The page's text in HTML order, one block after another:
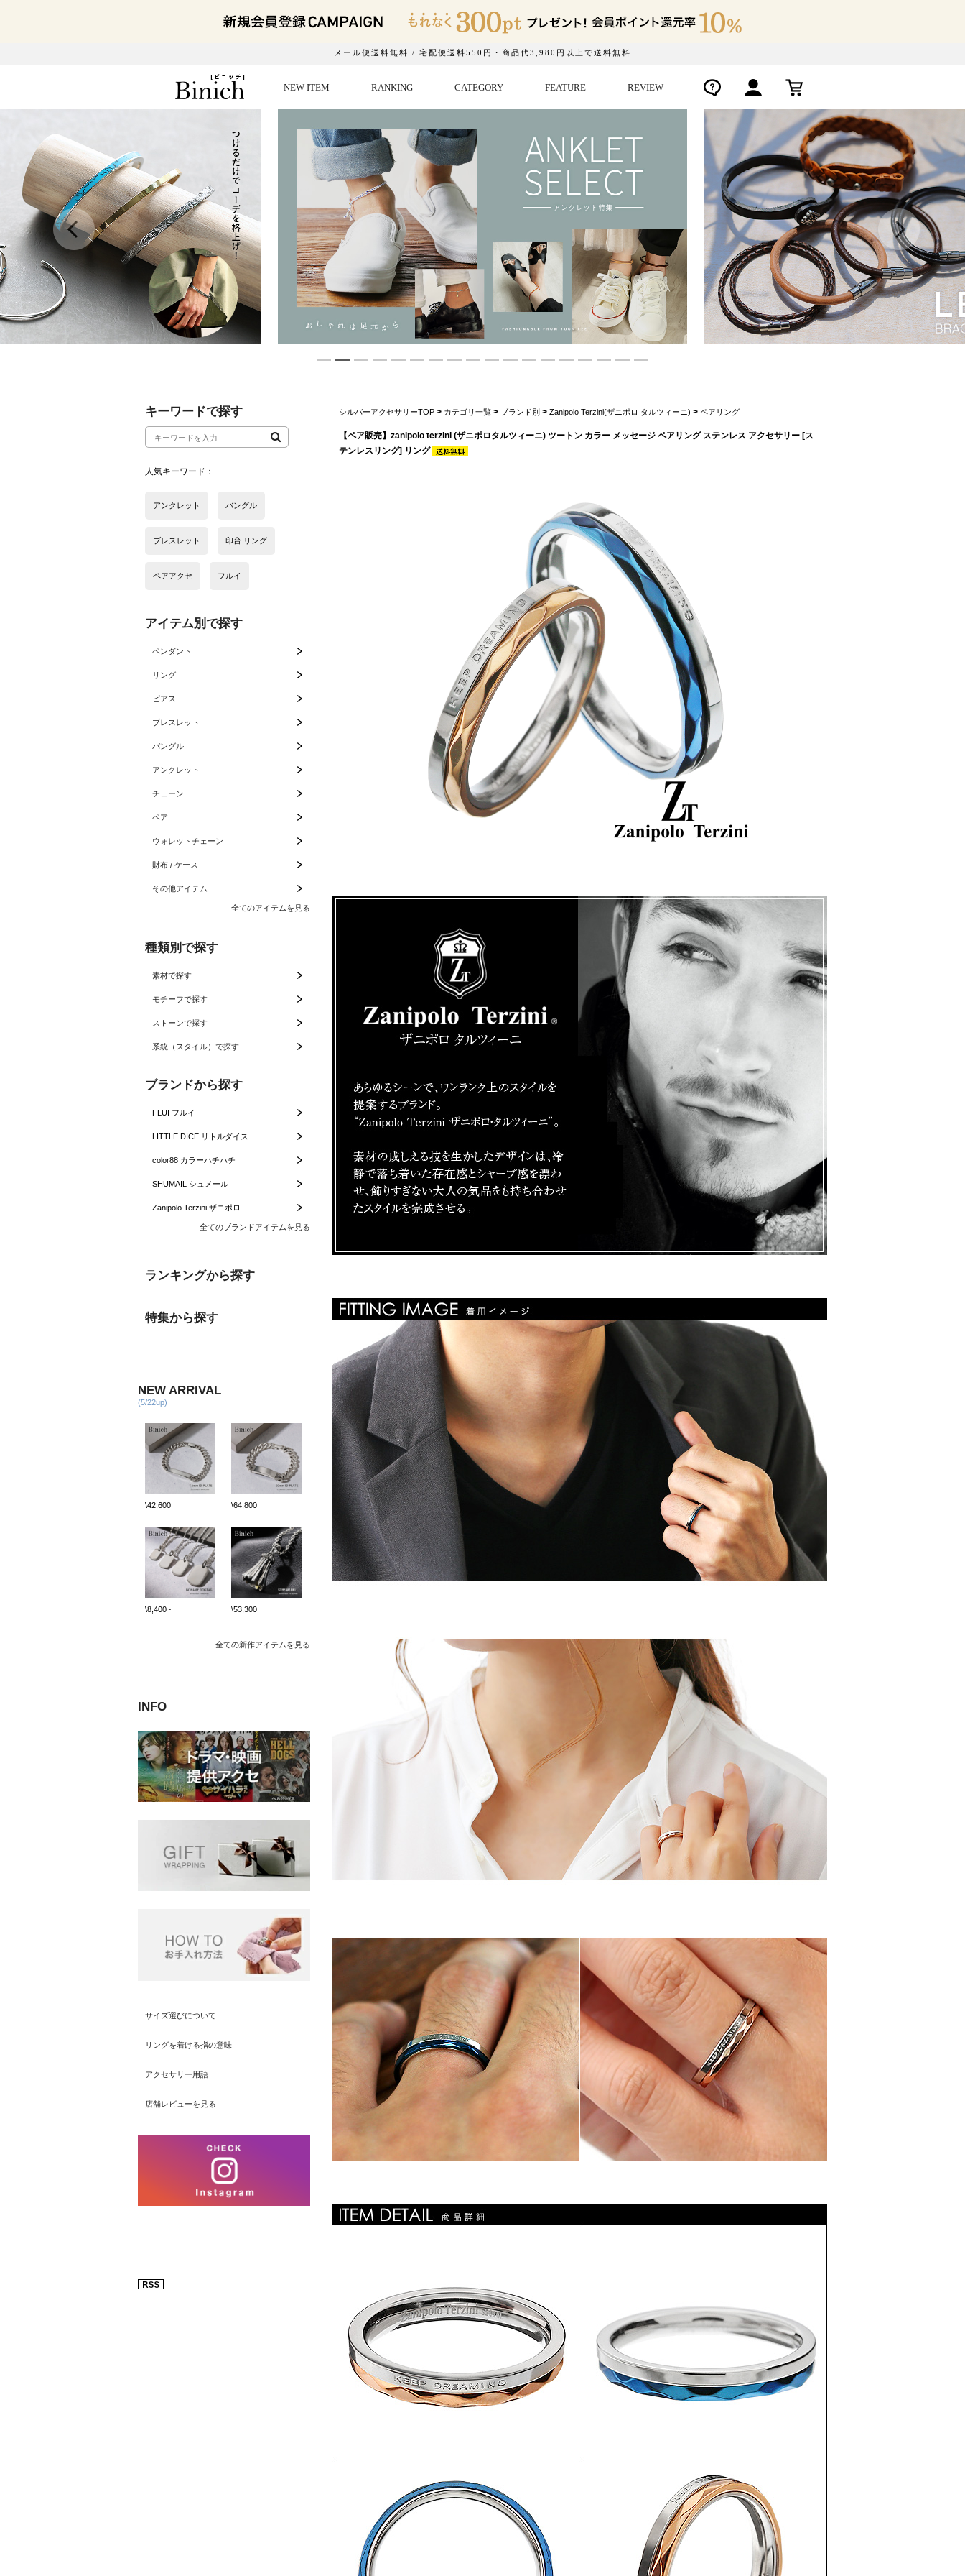
アイテム別で探す
ペンダント
リング
ピアス
ブレスレット
バングル
アンクレット
チェーン
ペア
ウォレットチェーン
財布 / ケース
その他アイテム
全てのアイテムを見る
種類別で探す
素材で探す
モチーフで探す
ストーンで探す
系統（スタイル）で探す
ブランドから探す
FLUI フルイ
LITTLE DICE リトルダイス
color88 カラーハチハチ
SHUMAIL シュメール
Zanipolo Terzini ザニポロ
全てのブランドアイテムを見る
ランキングから探す
特集から探す
シルバーアクセサリーTOP > カテゴリ一覧 > ブランド別 > Zanipolo Terzini(ザニポロ タルツィーニ) > ペアリング
【ペア販売】zanipolo terzini (ザニポロタルツィーニ) ツートン カラー メッセージ ペアリング ステンレス アクセサリー [ス
テンレスリング] リング